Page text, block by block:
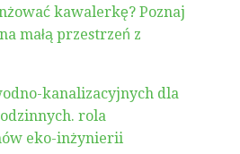
kawalerkę? Poznaj
małą przestrzeń z
kanalizacyjnych dla
rola
eko-inżynierii